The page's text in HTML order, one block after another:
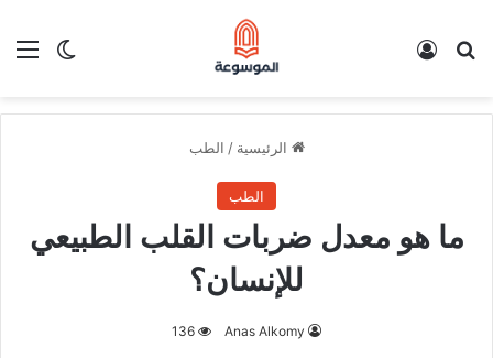
الوضع بحث عن
الرئيسية / الطب
الطب
ما هو معدل ضربات القلب الطبيعي
للإنسان؟
Anas Alkomy
136